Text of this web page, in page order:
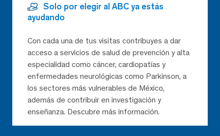
Solo por elegir al ABC ya estás
ayudando
Con cada una de tus visitas contribuyes a dar
acceso a servicios de salud de prevención y alta
especialidad como cáncer, cardiopatías y
enfermedades neurológicas como Parkinson, a
los sectores más vulnerables de México,
además de contribuir en investigación y
enseñanza. Descubre más información.